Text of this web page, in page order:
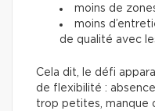
moins de
moins
de qualité avec
Cela dit, le défi
de flexibilité :
trop petites, manque